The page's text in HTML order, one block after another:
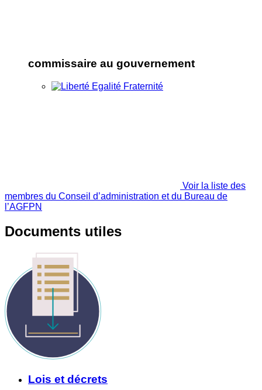
commissaire au gouvernement
Voir la liste des
membres du Conseil d’administration et du Bureau de
l’AGFPN
Documents utiles
Lois et décrets